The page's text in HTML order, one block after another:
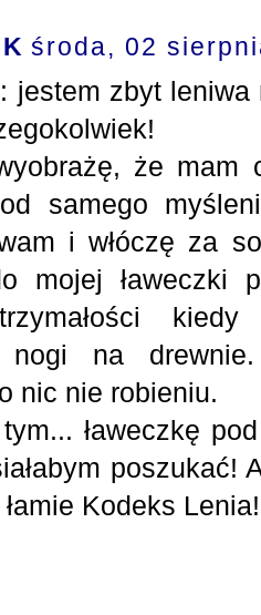
środa, 02
jestem zbyt
że mam
samego
i włóczę za
mojej ławeczki
nogi na
nic nie robieniu.
ławeczkę
Kodeks